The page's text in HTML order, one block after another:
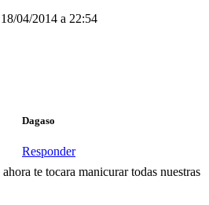
18/04/2014 a 22:54
Dagaso
Responder
te tocara manicurar todas nuestras